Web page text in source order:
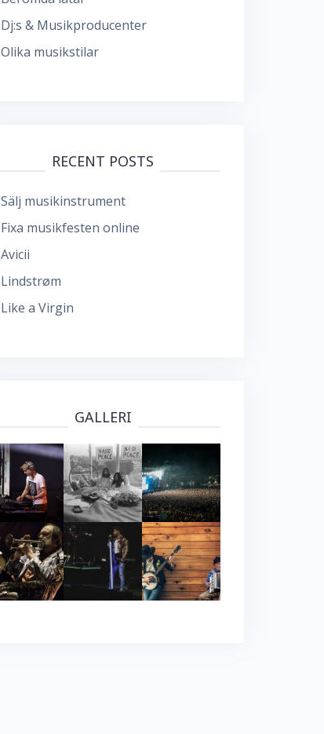
Dj:s & Musikproducenter
Olika musikstilar
RECENT POSTS
Sälj musikinstrument
Fixa musikfesten online
Avicii
Lindstrøm
Like a Virgin
GALLERI